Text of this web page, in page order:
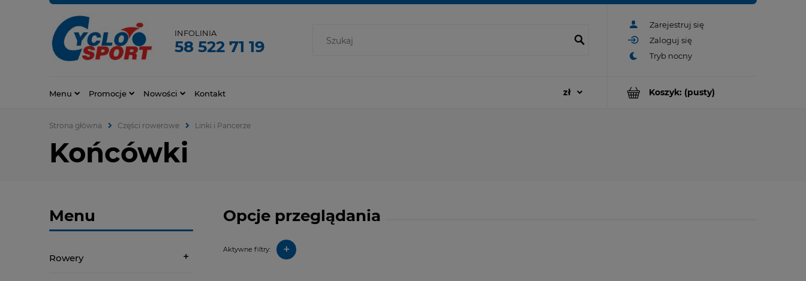
Zarejestruj się
Zaloguj się
INFOLINIA
58 522 71 19
Koszyk: (pusty)
Menu Promocje Nowości Kontakt
Strona główna Części rowerowe Linki i Pancerze
Końcówki
Menu
Rowery
Opcje przeglądania
Aktywne filtry: +